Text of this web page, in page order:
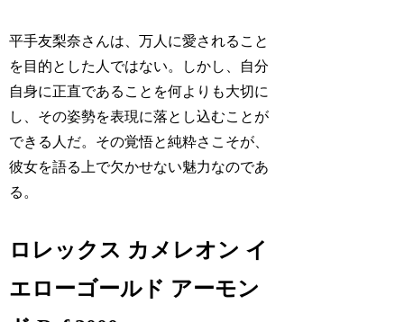
平手友梨奈さんは、万人に愛されること
を目的とした人ではない。しかし、自分
自身に正直であることを何よりも大切に
し、その姿勢を表現に落とし込むことが
できる人だ。その覚悟と純粋さこそが、
彼女を語る上で欠かせない魅力なのであ
る。
ロレックス カメレオン イ
エローゴールド アーモン